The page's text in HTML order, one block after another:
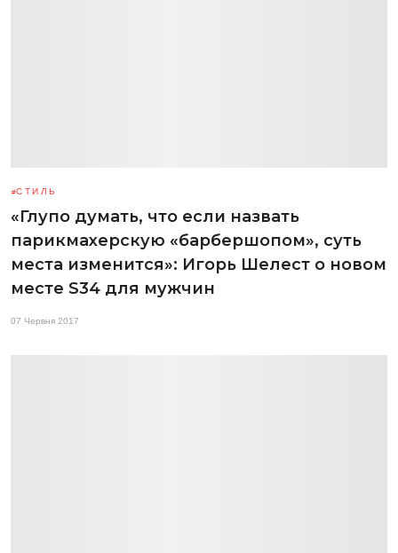
СТИЛЬ
«Глупо думать, что если назвать
парикмахерскую «барбершопом», суть
места изменится»: Игорь Шелест о новом
месте S34 для мужчин
07 Червня 2017